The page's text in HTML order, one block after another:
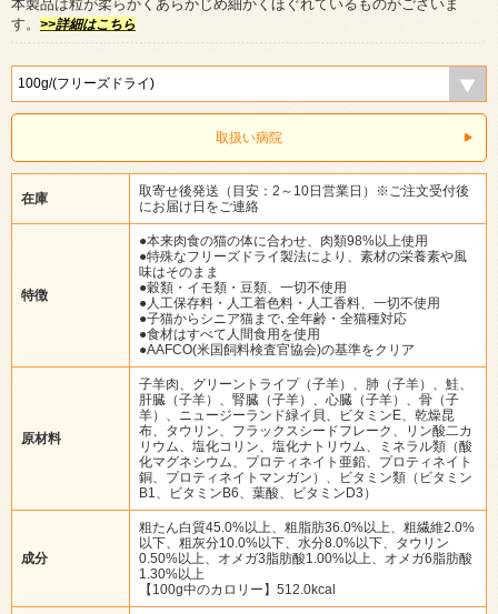
本製品は粒が柔らかくあらかじめ細かくほぐれているものがございま
す。 >>詳細はこちら
取扱い病院
在庫
取寄せ後発送（目安：2～10日営業日）※ご注文受付後
にお届け日をご連絡
特徴
●本来肉食の猫の体に合わせ、肉類98%以上使用
●特殊なフリーズドライ製法により、素材の栄養素や風
味はそのまま
●穀類・イモ類・豆類、一切不使用
●人工保存料・人工着色料・人工香料、一切不使用
●子猫からシニア猫まで､全年齢・全猫種対応
●食材はすべて人間食用を使用
●AAFCO(米国飼料検査官協会)の基準をクリア
原材料
子羊肉、グリーントライプ（子羊）、肺（子羊）、鮭、
肝臓（子羊）、腎臓（子羊）、心臓（子羊）、骨（子
羊）、ニュージーランド緑イ貝、ビタミンE、乾燥昆
布、タウリン、フラックスシードフレーク、リン酸二カ
リウム、塩化コリン、塩化ナトリウム、ミネラル類（酸
化マグネシウム、プロティネイト亜鉛、プロティネイト
銅、プロティネイトマンガン）、ビタミン類（ビタミン
B1、ビタミンB6、葉酸、ビタミンD3）
成分
粗たん白質45.0%以上、粗脂肪36.0%以上、粗繊維2.0%
以下、粗灰分10.0%以下、水分8.0%以下、タウリン
0.50%以上、オメガ3脂肪酸1.00%以上、オメガ6脂肪酸
1.30%以上
【100g中のカロリー】512.0kcal